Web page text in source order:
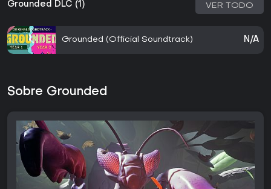
Grounded DLC (1) VER TODO
Grounded (Official Soundtrack) N/A
Sobre Grounded